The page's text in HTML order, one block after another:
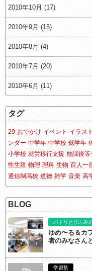
2010年10月 (17)
2010年9月 (15)
2010年8月 (4)
2010年7月 (20)
2010年6月 (11)
タグ
29 おでかけ イベント イラスト
ンダー 中学年 中学校 低学年
小学校 就労移行支援 放課後等
性生殖 物理 理科 生物 百人一
通信制高校 道徳 雑学 音楽 高
BLOG
パトリとひふみ
ゆめ〜る＆カ
者のみなさん
学習塾